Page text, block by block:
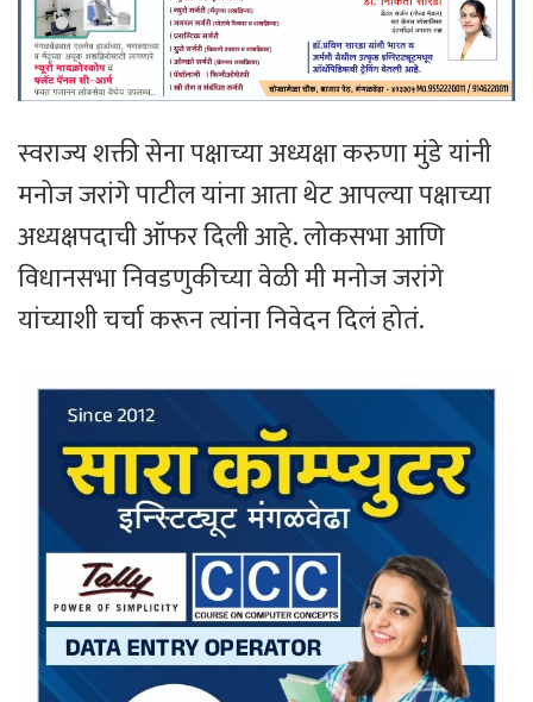
स्वराज्य शक्ती सेना पक्षाच्या अध्यक्षा करुणा मुंडे यांनी
मनोज जरांगे पाटील यांना आता थेट आपल्या पक्षाच्या
अध्यक्षपदाची ऑफर दिली आहे. लोकसभा आणि
विधानसभा निवडणुकीच्या वेळी मी मनोज जरांगे
यांच्याशी चर्चा करून त्यांना निवेदन दिलं होतं.